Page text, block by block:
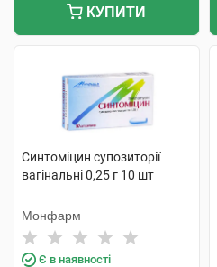
КУПИТИ
Синтоміцин супозиторії
вагінальні 0,25 г 10 шт
Монфарм
Є в наявності